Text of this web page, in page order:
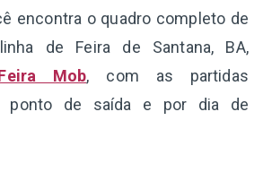
encontra o quadro completo de
de Feira de Santana, BA,
Mob, com as partidas
ponto de saída e por dia de